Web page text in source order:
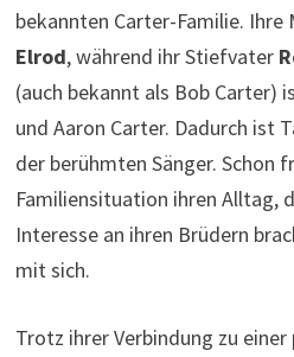
bekannten Carter-Familie.
Elrod, während ihr Stiefvater
(auch bekannt als Bob Carter)
und Aaron Carter. Dadurch ist
der berühmten Sänger. Schon
Familiensituation ihren Alltag,
Interesse an ihren Brüdern
mit sich.
Trotz ihrer Verbindung zu